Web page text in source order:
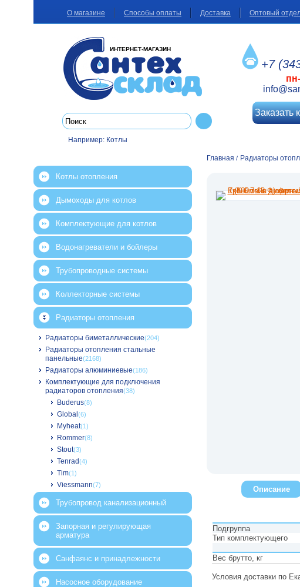
О магазине Способы оплаты Доставка Оптовый
ИНТЕРНЕТ-МАГАЗИН
Например: Котлы
+7
Заказать
Главная / Радиаторы
Описание
Подгруппа
Тип комплектующего
Вес брутто, кг
Условия доставки по
Котлы отопления
Дымоходы для котлов
Комплектующие для котлов
Водонагреватели и бойлеры
Трубопроводные системы
Коллекторные системы
Радиаторы отопления
Радиаторы биметаллические(204)
Радиаторы отопления стальные
панельные(2168)
Радиаторы алюминиевые(186)
Комплектующие для подключения
радиаторов отопления(38)
Buderus(8)
Global (6)
Myheat(1)
Rommer(8)
Stout(3)
Tenrad(4)
Tim(1)
Viessmann(7)
Трубопровод канализационный
Запорная и регулирующая
арматура
Санфаянс и принадлежности
Насосное оборудование